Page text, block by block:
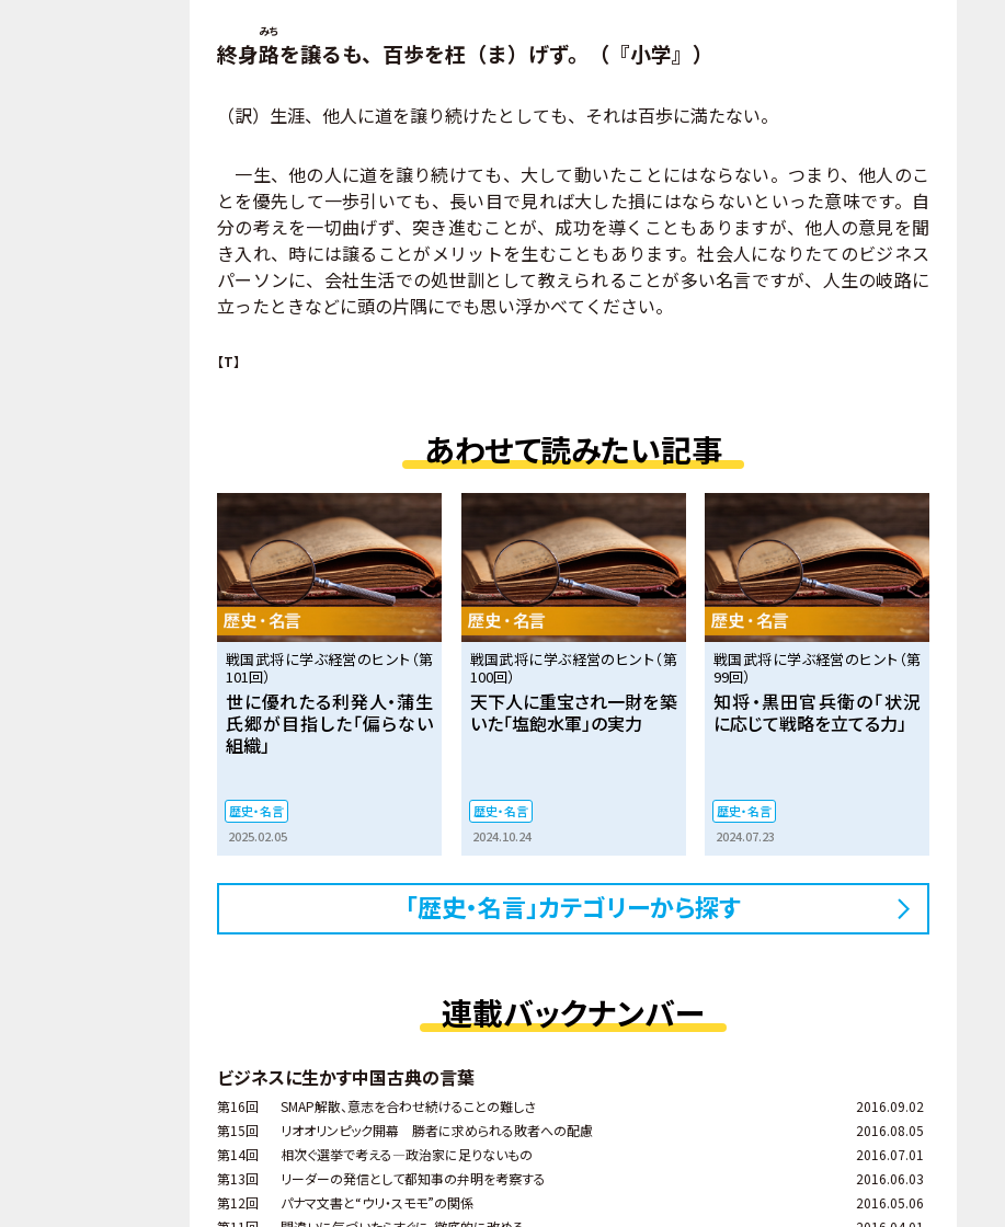
終身路
みち
を譲るも、百歩を枉（ま）げず。（『小学』）
（訳）生涯、他人に道を譲り続けたとしても、それは百歩に満たない。
一生、他の人に道を譲り続けても、大して動いたことにはならない。つまり、他人のこ
とを優先して一歩引いても、長い目で見れば大した損にはならないといった意味です。自
分の考えを一切曲げず、突き進むことが、成功を導くこともありますが、他人の意見を聞
き入れ、時には譲ることがメリットを生むこともあります。社会人になりたてのビジネス
パーソンに、会社生活での処世訓として教えられることが多い名言ですが、人生の岐路に
立ったときなどに頭の片隅にでも思い浮かべてください。
【T】
あわせて読みたい記事
戦国武将に学ぶ経営のヒント（第
101回）
世に優れたる利発人・蒲生
氏郷が目指した「偏らない
組織」
歴史・名言
2025.02.05
戦国武将に学ぶ経営のヒント（第
100回）
天下人に重宝され一財を築
いた「塩飽水軍」の実力
歴史・名言
2024.10.24
戦国武将に学ぶ経営のヒント（第
99回）
知将・黒田官兵衛の「状況
に応じて戦略を立てる力」
歴史・名言
2024.07.23
「歴史・名言」カテゴリーから探す
連載バックナンバー
ビジネスに生かす中国古典の言葉
第16回 SMAP解散、意志を合わせ続けることの難しさ
2016.09.02
第15回
リオオリンピック開幕 勝者に求められる敗者への配慮
2016.08.05
第14回
相次ぐ選挙で考える―政治家に足りないもの
2016.07.01
第13回
リーダーの発信として都知事の弁明を考察する
2016.06.03
第12回
パナマ文書と“ウリ・スモモ”の関係
2016.05.06